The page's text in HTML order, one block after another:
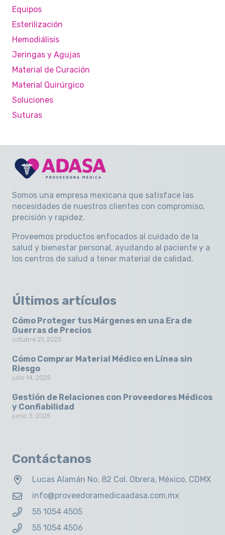
Equipos
Esterilización
Hemodiálisis
Jeringas y Agujas
Material de Curación
Material Quirúrgico
Soluciones
Suturas
Somos una empresa mexicana que satisface las
necesidades de nuestros clientes con compromiso,
precisión y rapidez.
Proveemos productos enfocados al cuidado de la
salud y bienestar personal, ayudando al paciente y a
los centros de salud a tener material de calidad.
Últimos artículos
Cómo Proteger tus Márgenes en una Era de
Guerras de Precios
octubre 21, 2025
Cómo Comprar Material Médico en Línea sin
Riesgo
julio 14, 2025
Gestión de Relaciones con Proveedores Médicos
y Confiabilidad
junio 3, 2025
Contáctanos
Lucas Alamán No. 82 Col. Obrera, México, CDMX
info@proveedoramedicaadasa.com.mx
55 1054 4505
55 1054 4506